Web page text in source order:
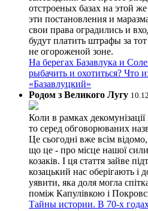
отстроеных базах на этой
эти постановления и
свои права оградились и
будут платить штрафы за
не огороженой зоне.
На берегах Базавлука и
рыбачить и охотиться? Что
«Базавлуцкий»
Родом з Великого Лугу
Коли в рамках
то серед обговорюваних
Це сьогодні вже всім
що це - про місце нашої
козаків. І ця стаття зайве
козацький нас оберігають і
уявити, яка доля могла
поміж Капулівкою і
Тайны истории. В 70-х